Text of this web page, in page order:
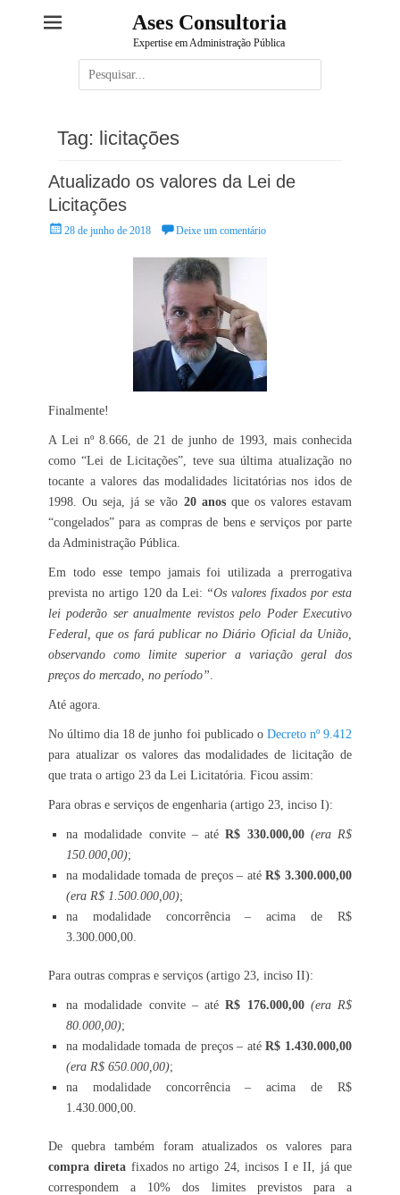
Ases Consultoria
Expertise em Administração Pública
Pesquisar
por:
Tag: licitações
Atualizado os valores da Lei de
Licitações
Posted28 de junho de 2018 Deixe um comentário
Finalmente!
A Lei nº 8.666, de 21 de junho de 1993, mais conhecida
como “Lei de Licitações”, teve sua última atualização no
tocante a valores das modalidades licitatórias nos idos de
1998. Ou seja, já se vão 20 anosque os valores estavam
“congelados” para as compras de bens e serviços por parte
da Administração Pública.
Em todo esse tempo jamais foi utilizada a prerrogativa
prevista no artigo 120 da Lei: “Os valores fixados por esta
lei poderão ser anualmente revistos pelo Poder Executivo
Federal, que os fará publicar no Diário Oficial da União,
observando como limite superior a variação geral dos
preços do mercado, no período”.
Até agora.
No último dia 18 de junho foi publicado o Decreto nº 9.412
para atualizar os valores das modalidades de licitação de
que trata o artigo 23 da Lei Licitatória. Ficou assim:
Para obras e serviços de engenharia (artigo 23, inciso I):
na modalidade convite – atéR$ 330.000,00 (era R$
150.000,00);
na modalidade tomada de preços – atéR$ 3.300.000,00
(era R$ 1.500.000,00);
na modalidade concorrência – acima de R$
3.300.000,00.
Para outras compras e serviços (artigo 23, inciso II):
na modalidade convite – atéR$ 176.000,00 (era R$
80.000,00);
na modalidade tomada de preços – atéR$ 1.430.000,00
(era R$ 650.000,00);
na modalidade concorrência – acima de R$
1.430.000,00.
De quebra também foram atualizados os valores para
compra direta fixados no artigo 24, incisos I e II, já que
correspondem a 10% dos limites previstos para a